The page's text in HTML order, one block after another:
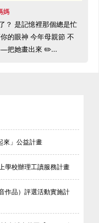
媽
？ 是記憶裡那個總是忙
的眼神 今年母親節 不
把她畫出來 ✏️...
來」公益計畫
學校辦理工讀服務計畫
作品）評選活動實施計